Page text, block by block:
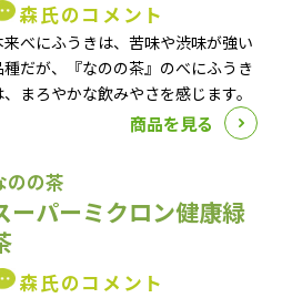
森氏のコメント
来べにふうきは、苦味や渋味が強い
種だが、『なのの茶』のべにふうき
、まろやかな飲みやさを感じます。
商品を見る
のの茶
ーパーミクロン健康緑
森氏のコメント